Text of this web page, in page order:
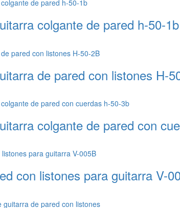
colgante de pared h-50-1b
de pared con listones H-
colgante de pared con
con listones para guitarra V-